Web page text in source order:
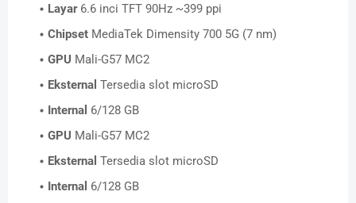
Layar6.6 inci TFT 90Hz ~399 ppi
Chipset MediaTek Dimensity 700 5G (7 nm)
GPU Mali-G57 MC2
Eksternal Tersedia slot microSD
Internal 6/128 GB
GPU Mali-G57 MC2
Eksternal Tersedia slot microSD
Internal 6/128 GB